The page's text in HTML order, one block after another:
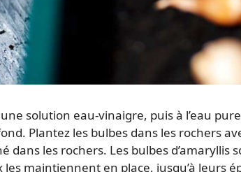
solution eau-vinaigre, puis à l’eau
Plantez les bulbes dans les rochers
dans les rochers. Les bulbes d’amaryllis
maintiennent en place, jusqu’à leurs